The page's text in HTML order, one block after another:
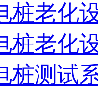
桩老化
桩老化
桩测试